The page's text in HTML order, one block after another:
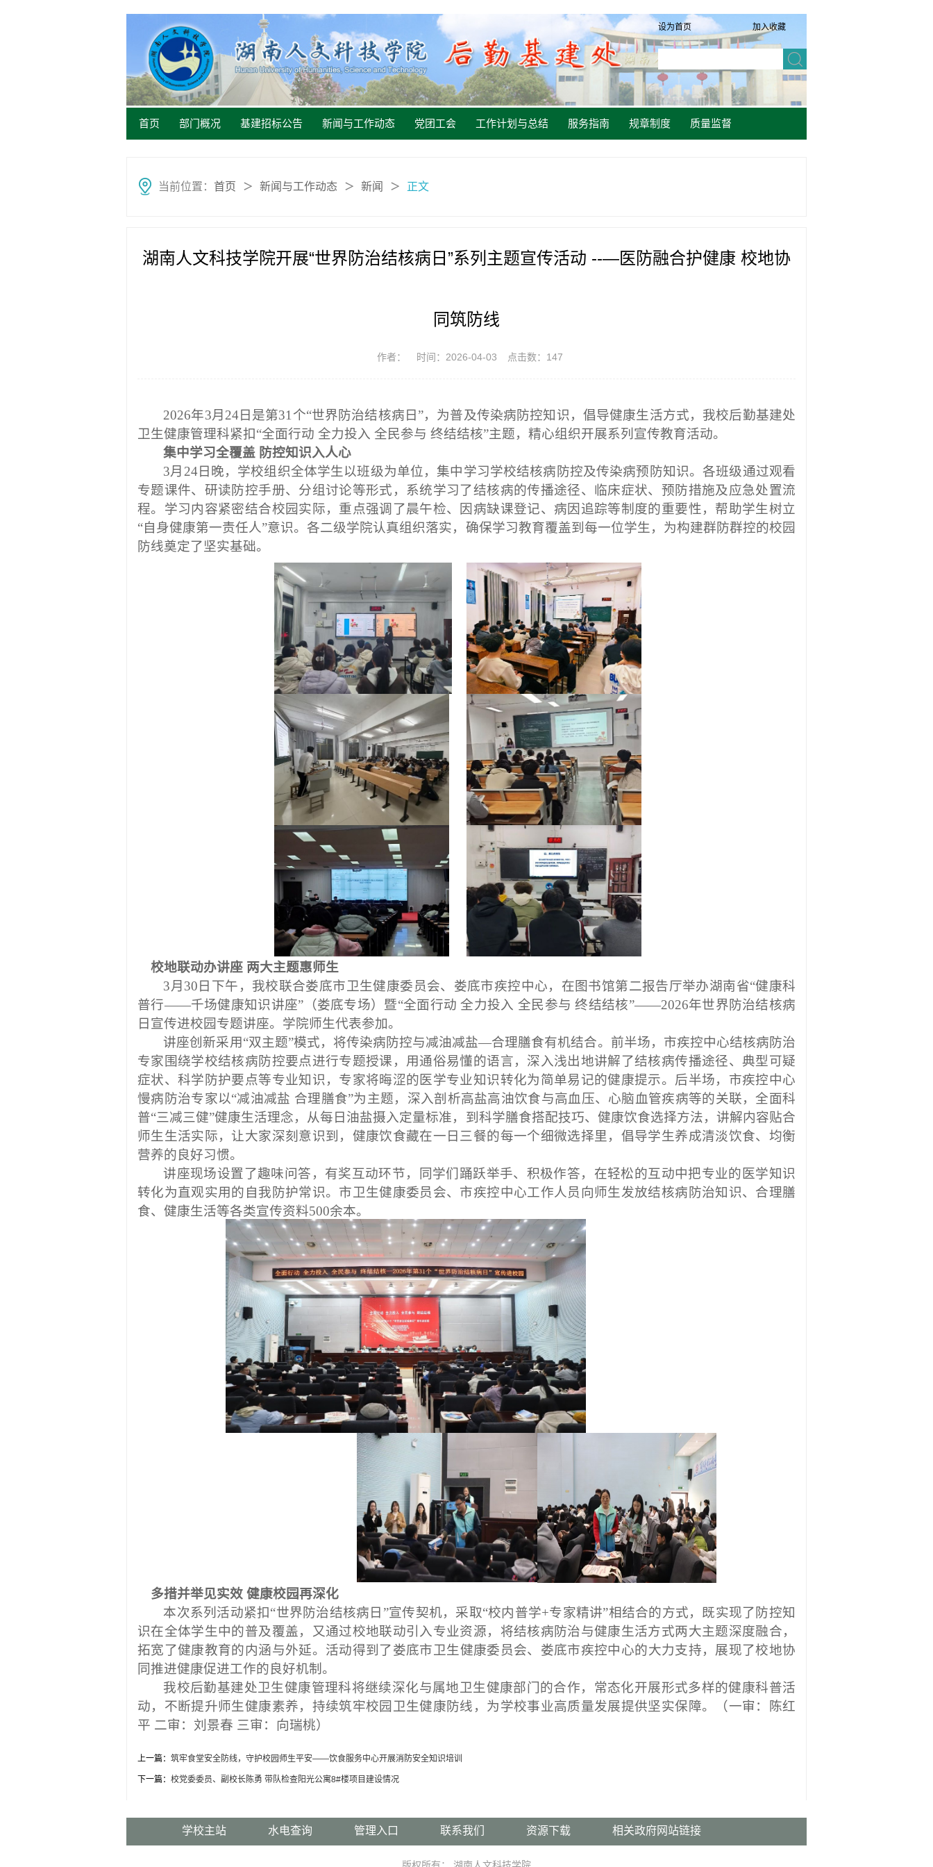
设为首页 加入收藏
首页 部门概况 基建招标公告 新闻与工作动态 党团工会 工作计划与总结 服务指南 规章制度 质量监督
当前位置： 首页 ＞ 新闻与工作动态 ＞ 新闻 ＞ 正文
湖南人文科技学院开展“世界防治结核病日”系列主题宣传活动 --—医防融合护健康 校地协
同筑防线
作者： 时间：2026-04-03 点击数： 147
2026年3月24日是第31个“世界防治结核病日”，为普及传染病防控知识，倡导健康生活方式， 我校后勤基建处
卫生健康管理科紧扣“全面行动 全力投入 全民参与 终结结核”主题，精心组织开展系列宣传教育活动。
集中学习全覆盖 防控知识入人心
3月24日晚，学校组织全体学生以班级为单位，集中学习学校结核病防控及传染病预防知识。各班级通过观看
专题课件、研读防控手册、分组讨论等形式，系统学习了结核病的传播途径、临床症状、预防措施及应急处置流
程。学习内容紧密结合校园实际，重点强调了晨午检、因病缺课登记、病因追踪等制度的重要性，帮助学生树立
“自身健康第一责任人”意识。各二级学院认真组织落实，确保学习教育覆盖到每一位学生，为构建群防群控的校园
防线奠定了坚实基础。
校地联动办讲座两大主题惠师生
3月30日下午，我校联合娄底市卫生健康委 员会、 娄底市疾控中心， 在图书馆第二报告厅举办湖南省“健康科
普行——千场健康知识讲座”（娄底专场）暨“全面行动 全力投入 全民参与 终结结核”——2026年世界防治结核病
日宣传进校园专题讲座。学院师生代表参加。
讲座创新采用“双主题”模式，将传染病防控与减油减盐—合理膳食有机结合。前半场，市疾控中心结核病防治
专家围绕学校结核病防控要点进行专题授课，用通俗易懂的语言，深入浅出地讲解了结核病传播途径、典型可疑
症状、科学防护要点等专业知识，专家将晦涩的医学专业知识转化为简单易记的健康提示。后半场，市疾控中心
慢病防治专家以“减油减盐 合理膳食”为主题，深入剖析高盐高油饮食与高血压、心脑血管疾病等的关联，全面科
普“三减三健”健康生活理念，从每日油盐摄入定量标准，到科学膳食搭配技巧、健康饮食选择方法，讲解内容贴合
师生生活实际，让大家深刻意识到，健康饮食藏在一日三餐的每一个细微选择里， 倡导学生养成清淡饮食、均衡
营养的良好习惯。
讲座现场设置了趣味问答，有奖互动环节，同学们踊跃举手、积极作答，在轻松的互动中把专业的医学知识
转化为直观实用的自我防护常识。市卫生健康委员会、市疾控中心工作人员向师生发放结核病防治知识、合理膳
食、健康生活等各类宣传资料500余本。
多措并举见实效健康校园再深化
本次系列活动紧扣“世界防治结核病日”宣传契机，采取“校内普学+专家精讲”相结合的方式，既实现了防控知
识在全体学生中的普及覆盖，又通过校地联动引入专业资源，将结核病防治与健康生活方式两大主题深度融合，
拓宽了健康教育的内涵与外延。活动得到了娄底市卫生健康委员会、 娄底市疾控中心的大力支持，展现了校地协
同推进健康促进工作的良好机制。
我校后勤基建处卫生健康管理科将继续深化与属地卫生健康部门的合作，常态化开展形式多样的健康科普活
动，不断提升师生健康素养，持续筑牢校园卫生健康防线，为学校事业高质量发展提供坚实保障。（一审：陈红
平 二审：刘景春 三审：向瑞桃）
上一篇： 筑牢食堂安全防线，守护校园师生平安——饮食服务中心开展消防安全知识培训
下一篇： 校党委委员、副校长陈勇 带队检查阳光公寓8#楼项目建设情况
学校主站 水电查询 管理入口 联系我们 资源下载 相关政府网站链接